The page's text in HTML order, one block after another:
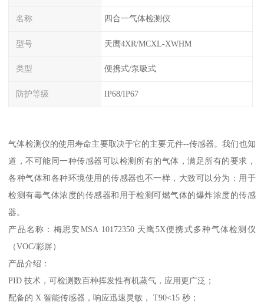
名称 四合一气体检测仪
型号 天鹰4XR/MCXL-XWHM
类型 便携式/泵吸式
防护等级 IP68/IP67
气体检测仪的使用寿命主要取决于它的主要元件--传感器。我们也知
道，不可能同一种传感器可以检测所有的气体，满足所有的要求，
各种气体和各种环境使用的传感器也不一样，大致可以分为：用于
检测有毒气体浓度的传感器和用于检测可燃气体的爆炸浓度的传感
器。
产品名称：梅思安MSA 10172350 天鹰5X便携式多种气体检测仪
（VOC/彩屏）
产品介绍：
PID 技术，可检测数百种挥发性有机蒸气，应用更广泛；
配备的 X 智能传感器，响应迅速灵敏， T90<15 秒；